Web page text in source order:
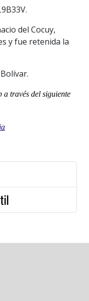
del Cocuy,
y fue retenida la
través del siguiente